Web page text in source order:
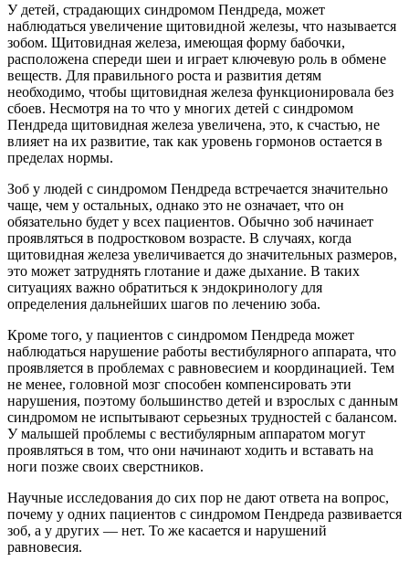
У детей, страдающих синдромом Пендреда, может
наблюдаться увеличение щитовидной железы, что называется
зобом. Щитовидная железа, имеющая форму бабочки,
расположена спереди шеи и играет ключевую роль в обмене
веществ. Для правильного роста и развития детям
необходимо, чтобы щитовидная железа функционировала без
сбоев. Несмотря на то что у многих детей с синдромом
Пендреда щитовидная железа увеличена, это, к счастью, не
влияет на их развитие, так как уровень гормонов остается в
пределах нормы.
Зоб у людей с синдромом Пендреда встречается значительно
чаще, чем у остальных, однако это не означает, что он
обязательно будет у всех пациентов. Обычно зоб начинает
проявляться в подростковом возрасте. В случаях, когда
щитовидная железа увеличивается до значительных размеров,
это может затруднять глотание и даже дыхание. В таких
ситуациях важно обратиться к эндокринологу для
определения дальнейших шагов по лечению зоба.
Кроме того, у пациентов с синдромом Пендреда может
наблюдаться нарушение работы вестибулярного аппарата, что
проявляется в проблемах с равновесием и координацией. Тем
не менее, головной мозг способен компенсировать эти
нарушения, поэтому большинство детей и взрослых с данным
синдромом не испытывают серьезных трудностей с балансом.
У малышей проблемы с вестибулярным аппаратом могут
проявляться в том, что они начинают ходить и вставать на
ноги позже своих сверстников.
Научные исследования до сих пор не дают ответа на вопрос,
почему у одних пациентов с синдромом Пендреда развивается
зоб, а у других — нет. То же касается и нарушений
равновесия.